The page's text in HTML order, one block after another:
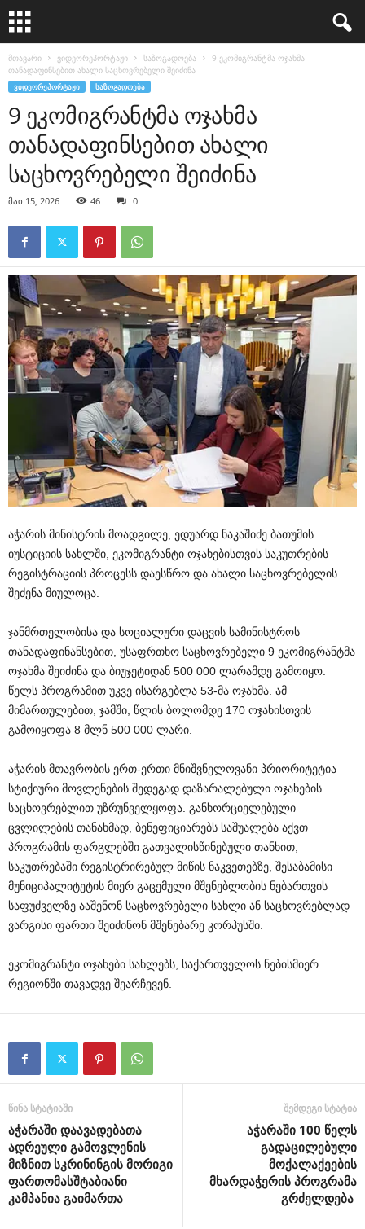
მთავარი ვიდეორეპორტაჟი საზოგადოება
9 ეკომიგრანტმა ოჯახმა
თანადაფინსებით ახალი საცხოვრებელი შეიძინა
ᲕᲘᲓᲔᲝᲠᲔᲞᲝᲠᲢᲐᲟᲘ ᲡᲐᲖᲝᲒᲐᲓᲝᲔᲑᲐ
9 ეკომიგრანტმა ოჯახმა
თანადაფინსებით ახალი
საცხოვრებელი შეიძინა
მაი 15, 2026 46 0
აჭარის მინისტრის მოადგილე, ედუარდ ნაკაშიძე ბათუმის
იუსტიციის სახლში, ეკომიგრანტი ოჯახებისთვის საკუთრების
რეგისტრაციის პროცესს დაესწრო და ახალი საცხოვრებელის
შეძენა მიულოცა.
ჯანმრთელობისა და სოციალური დაცვის სამინისტროს
თანადაფინანსებით, უსაფრთხო საცხოვრებელი 9 ეკომიგრანტმა
ოჯახმა შეიძინა და ბიუჯეტიდან 500 000 ლარამდე გამოიყო.
წელს პროგრამით უკვე ისარგებლა 53-მა ოჯახმა. ამ
მიმართულებით, ჯამში, წლის ბოლომდე 170 ოჯახისთვის
გამოიყოფა 8 მლნ 500 000 ლარი.
აჭარის მთავრობის ერთ-ერთი მნიშვნელოვანი პრიორიტეტია
სტიქიური მოვლენების შედეგად დაზარალებული ოჯახების
საცხოვრებლით უზრუნველყოფა. განხორციელებული
ცვლილების თანახმად, ბენეფიციარებს საშუალება აქვთ
პროგრამის ფარგლებში გათვალისწინებული თანხით,
საკუთრებაში რეგისტრირებულ მიწის ნაკვეთებზე, შესაბამისი
მუნიციპალიტეტის მიერ გაცემული მშენებლობის ნებართვის
საფუძველზე ააშენონ საცხოვრებელი სახლი ან საცხოვრებლად
ვარგისი ფართი შეიძინონ მშენებარე კორპუსში.
ეკომიგრანტი ოჯახები სახლებს, საქართველოს ნებისმიერ
რეგიონში თავადვე შეარჩევენ.
წინა სტატიაში
აჭარაში დაავადებათა
ადრეული გამოვლენის
მიზნით სკრინინგის მორიგი
ფართომასშტაბიანი
კამპანია გაიმართა
შემდეგი სტატია
აჭარაში 100 წელს
გადაცილებული
მოქალაქეების
მხარდაჭერის პროგრამა
გრძელდება